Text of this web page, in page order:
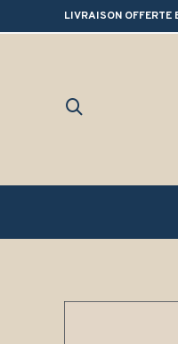
LIVRAISON OFFERTE